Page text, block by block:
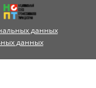
данных
данных